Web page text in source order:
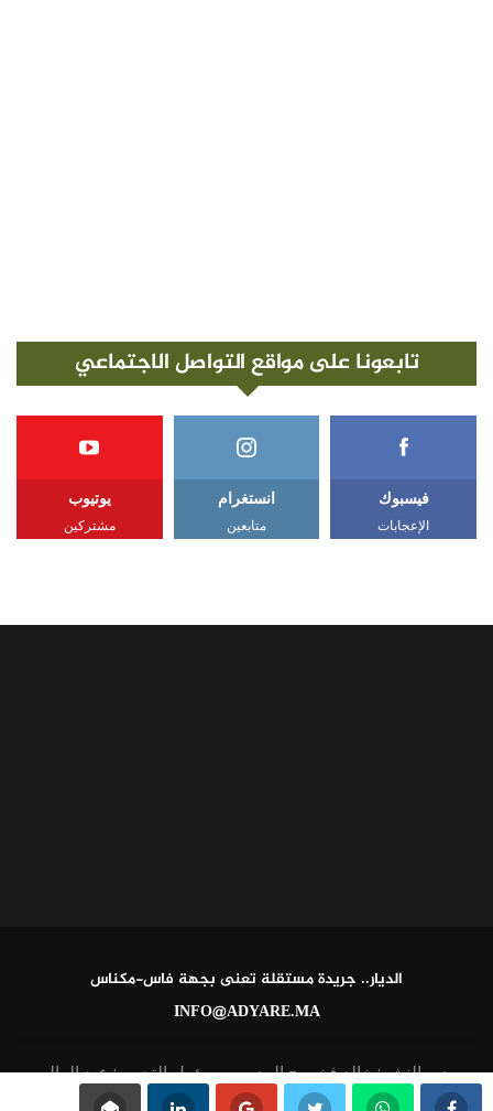
تابعونا على مواقع التواصل الاجتماعي
فيسبوك
الإعجابات
انستغرام
متابعين
يوتيوب
مشتركين
الديار.. جريدة مستقلة تعنى بجهة فاس-مكناس
INFO@ADYARE.MA
مدير النشر: خالد فخير - المدير ومسؤول التحرير: عبد العالي
القاطي